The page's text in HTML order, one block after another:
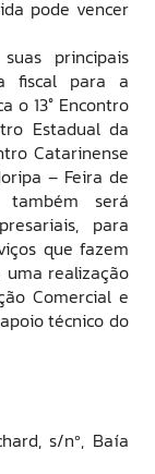
pode vencer
principais
fiscal para a
o 13° Encontro
Estadual da
Catarinense
– Feira de
também será
para
que fazem
uma realização
Comercial e
técnico do
s/nº, Baía